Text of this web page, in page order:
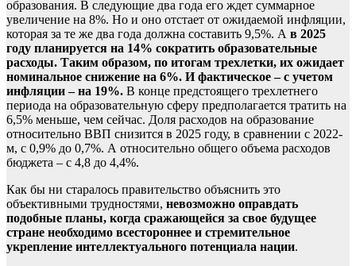
образования. В следующие два года его ждет суммарное
увеличение на 8%. Но и оно отстает от ожидаемой инфляции,
которая за те же два года должна составить 9,5%. А в 2025
году планируется на 14% сократить образовательные
расходы. Таким образом, по итогам трехлетки, их ожидает
номинальное снижение на 6%. И фактическое – с учетом
инфляции – на 19%. В конце предстоящего трехлетнего
периода на образовательную сферу предполагается тратить на
6,5% меньше, чем сейчас. Доля расходов на образование
относительно ВВП снизится в 2025 году, в сравнении с 2022-
м, с 0,9% до 0,7%. А относительно общего объема расходов
бюджета – с 4,8 до 4,4%.
Как бы ни старалось правительство объяснить это
объективными трудностями, невозможно оправдать
подобные планы, когда сражающейся за свое будущее
стране необходимо всестороннее и стремительное
укрепление интеллектуального потенциала нации.